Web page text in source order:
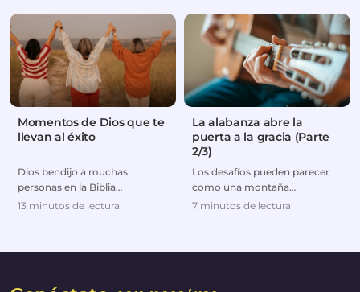
Momentos de Dios que te
llevan al éxito
Dios bendijo a muchas
personas en la Biblia
colocándolas en el lugar
13 minutos de lectura
La alabanza abre la
puerta a la gracia (Parte
2/3)
Los desafíos pueden parecer
como una montaña
imponente, intimidándonos
7 minutos de lectura